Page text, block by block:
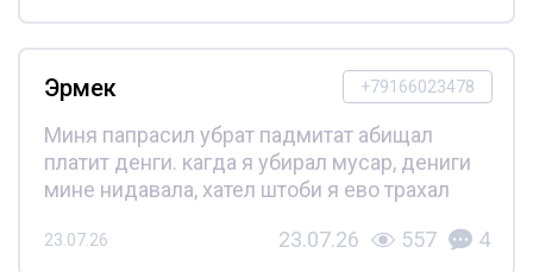
+79166023478
Эрмек
Миня папрасил убрат падмитат абищал
платит денги. кагда я убирал мусар, дениги
мине нидавала, хател штоби я ево трахал
23.07.26 23.07.26 557 4